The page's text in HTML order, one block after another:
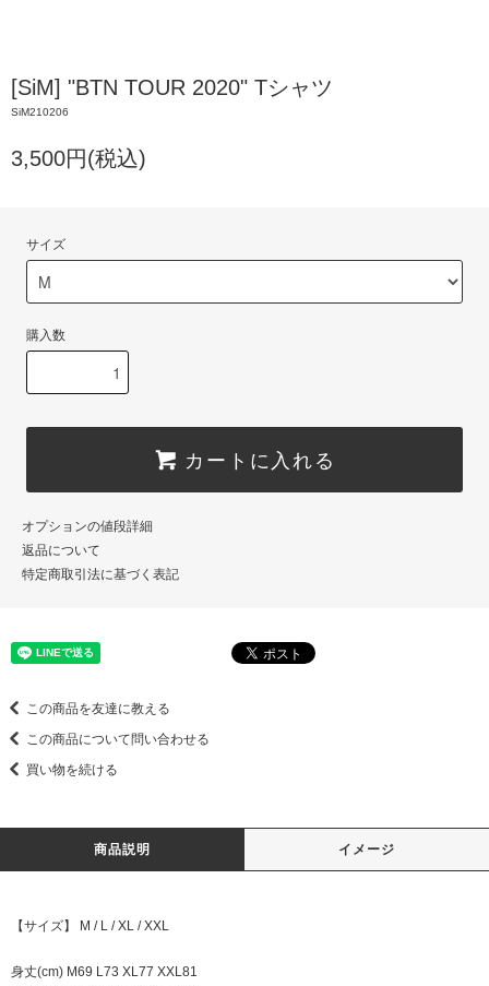
[SiM] "BTN TOUR 2020" Tシャツ
SiM210206
3,500円(税込)
サイズ
購入数
カートに入れる
オプションの値段詳細
返品について
特定商取引法に基づく表記
この商品を友達に教える
この商品について問い合わせる
買い物を続ける
商品説明 イメージ
【サイズ】 M / L / XL / XXL
身丈(cm) M69 L73 XL77 XXL81